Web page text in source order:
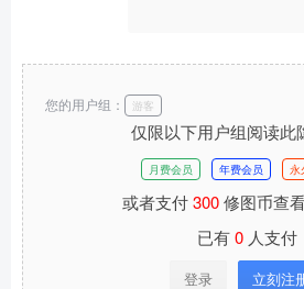
仅限以下用户组阅读此
月费会员 年费会员 永
或者支付300修图币查
已有0人支付
登录 立刻注
您的用户组： 游客